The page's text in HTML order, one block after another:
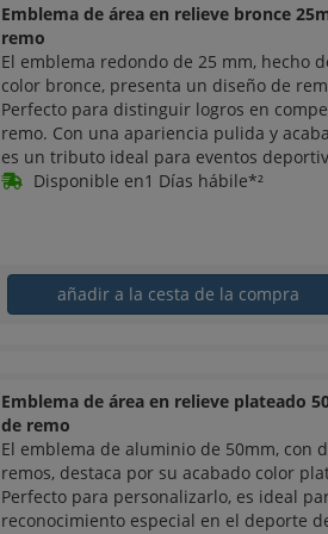
Emblema de área en relieve bronce
remo
El emblema redondo de 25 mm, hecho
color bronce, presenta un diseño de
Perfecto para distinguir logros en
remo. Con una apariencia pulida y
es un tributo ideal para eventos
Disponible en1 Días hábile*²
añadir a la cesta de la compra
Emblema de área en relieve plateado
de remo
El emblema de aluminio de 50mm, con
remos, destaca por su acabado color
Perfecto para personalizarlo, es ideal
reconocimiento especial en el deporte